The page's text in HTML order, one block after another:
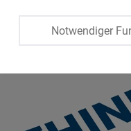
Notwendiger